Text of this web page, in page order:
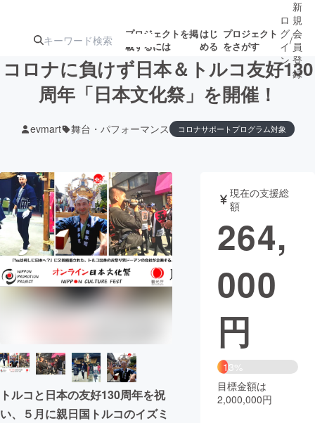
プロジェクトを掲
載するには
はじ
める
プロジェクト
をさがす
ジェクト
ターン
ジェクト
募集終了が近いプ
ロジェクト
もうすぐ公開
されます
アート・写真 音楽
テクノロジー・ガジェット ゲーム・サ
映像・映画
ビジネス・起業
まちづくり・地域活性化
CAMPFIRE for Social Good
CAMPFIRE Creation
CAMPFIREふるさと納税
コミュニティ
ロ
グ
イ
ン
/
新
規
会
員
登
録
コロナに負けず日本＆トルコ友好130
周年「日本文化祭」を開催！
evmart 舞台・パフォーマンス コロナサポートプログラム対象
トルコと日本の友好130周年を祝
い、５月に親日国トルコのイズミ
現在の支援総
額
264,
000
円
13%
目標金額は
2,000,000円